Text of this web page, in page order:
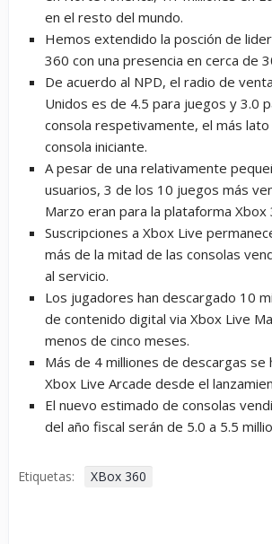
en el resto del mundo.
Hemos extendido la posción de
360 con una presencia en cerca de
De acuerdo al NPD, el radio de
Unidos es de 4.5 para juegos y 3.0
consola respetivamente, el más lato
consola iniciante.
A pesar de una relativamente
usuarios, 3 de los 10 juegos más
Marzo eran para la plataforma Xbox
Suscripciones a Xbox Live
más de la mitad de las consolas
al servicio.
Los jugadores han descargado 10
de contenido digital via Xbox Live
menos de cinco meses.
Más de 4 milliones de descargas se
Xbox Live Arcade desde el
El nuevo estimado de consolas
del año fiscal serán de 5.0 a 5.5
Etiquetas: XBox 360